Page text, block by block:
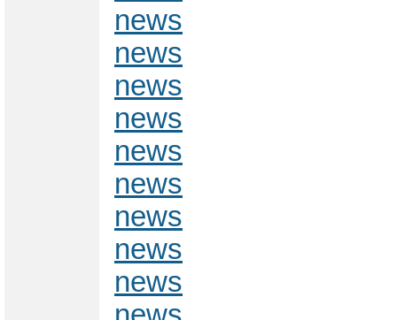
news
news
news
news
news
news
news
news
news